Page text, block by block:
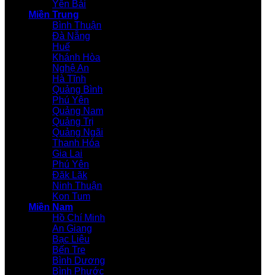
Yên Bái
Miền Trung
Bình Thuận
Đà Nẵng
Huế
Khánh Hòa
Nghệ An
Hà Tĩnh
Quảng Bình
Phú Yên
Quảng Nam
Quảng Trị
Quảng Ngãi
Thanh Hóa
Gia Lai
Phú Yên
Đăk Lăk
Ninh Thuận
Kon Tum
Miền Nam
Hồ Chí Minh
An Giang
Bạc Liêu
Bến Tre
Bình Dương
Bình Phước